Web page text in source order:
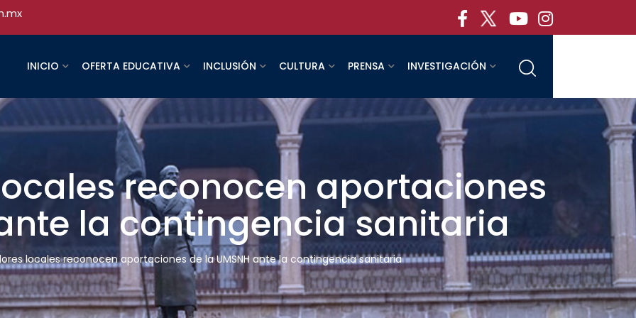
INICIO OFERTA EDUCATIVA INCLUSIÓN CULTURA PRENSA INVESTIGACIÓN
reconocen aportaciones
la contingencia sanitaria
locales reconocen aportaciones de la UMSNH ante la contingencia sanitaria